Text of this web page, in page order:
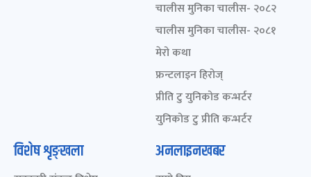
चालीस मुनिका चालीस- २०८२
चालीस मुनिका चालीस- २०८१
मेरो कथा
फ्रन्टलाइन हिरोज्
प्रीति टु युनिकोड कन्भर्टर
युनिकोड टु प्रीति कन्भर्टर
विशेष शृङ्खला अनलाइनखबर